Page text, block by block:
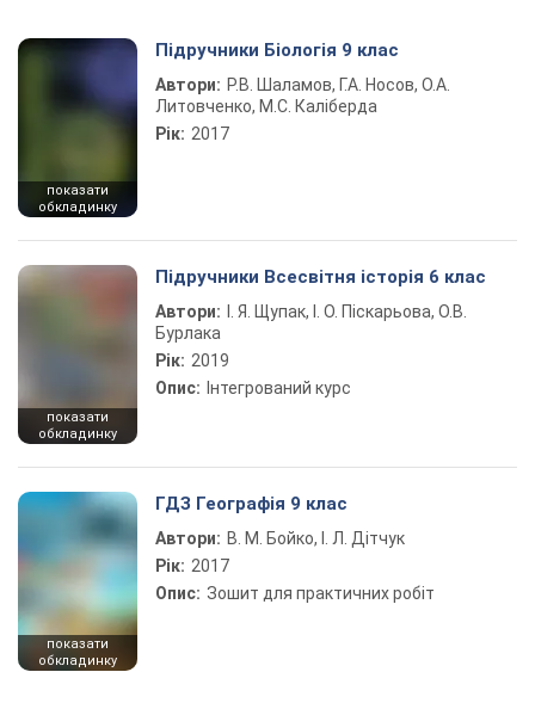
показати
обкладинку
Підручники Біологія 9 клас
Автори: Р.В. Шаламов, Г.А. Носов, О.А.
Литовченко, М.С. Каліберда
Рік: 2017
показати
обкладинку
Підручники Всесвітня історія 6 клас
Автори:
І. Я. Щупак, І. О. Піскарьова, О.В.
Бурлака
Рік: 2019
Опис: Інтегрований курс
показати
обкладинку
ГДЗ Географія 9 клас
Автори: В. М. Бойко, І. Л. Дітчук
Рік: 2017
Опис: Зошит для практичних робіт